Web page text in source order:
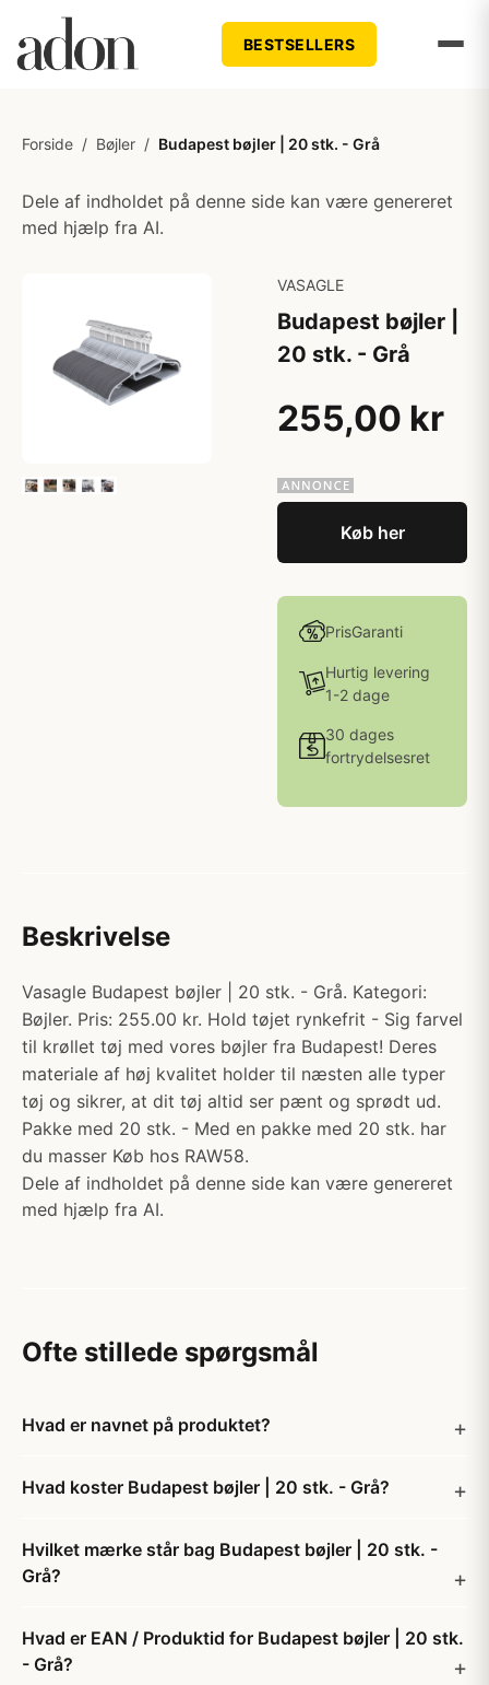
BESTSELLERS
Forside / Bøjler / Budapest bøjler | 20 stk. - Grå
Dele af indholdet på denne side kan være genereret
med hjælp fra AI.
VASAGLE
Budapest bøjler |
20 stk. - Grå
255,00 kr
Køb her
PrisGaranti
Hurtig levering
1-2 dage
30 dages
fortrydelsesret
Beskrivelse
Vasagle Budapest bøjler | 20 stk. - Grå. Kategori:
Bøjler. Pris: 255.00 kr. Hold tøjet rynkefrit - Sig farvel
til krøllet tøj med vores bøjler fra Budapest! Deres
materiale af høj kvalitet holder til næsten alle typer
tøj og sikrer, at dit tøj altid ser pænt og sprødt ud.
Pakke med 20 stk. - Med en pakke med 20 stk. har
du masser Køb hos RAW58.
Dele af indholdet på denne side kan være genereret
med hjælp fra AI.
Ofte stillede spørgsmål
Hvad er navnet på produktet?
Hvad koster Budapest bøjler | 20 stk. - Grå?
Hvilket mærke står bag Budapest bøjler | 20 stk. -
Grå?
Hvad er EAN / Produktid for Budapest bøjler | 20 stk.
- Grå?